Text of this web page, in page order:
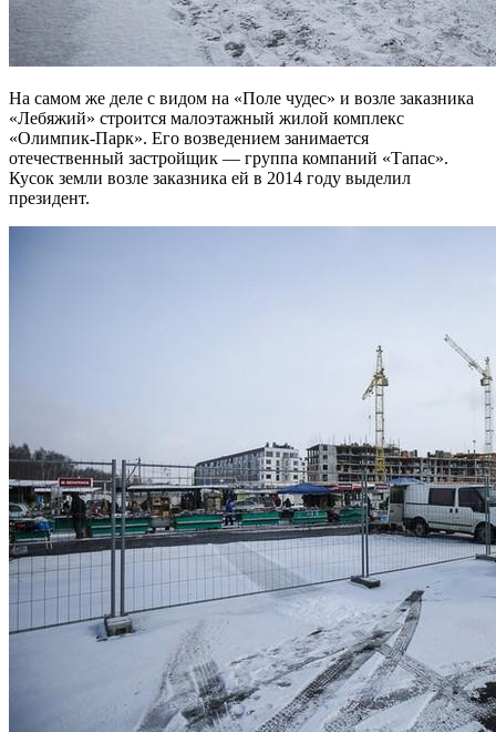
На самом же деле с видом на «Поле чудес» и возле заказника
«Лебяжий» строится малоэтажный жилой комплекс
«Олимпик-Парк». Его возведением занимается
отечественный застройщик — группа компаний «Тапас».
Кусок земли возле заказника ей в 2014 году выделил
президент.